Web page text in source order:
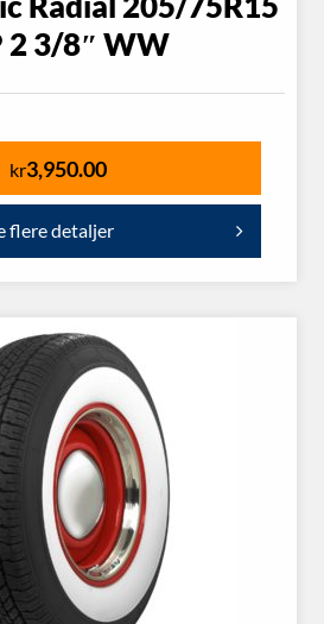
2 3/8″ WW
kr3,950.00
flere detaljer